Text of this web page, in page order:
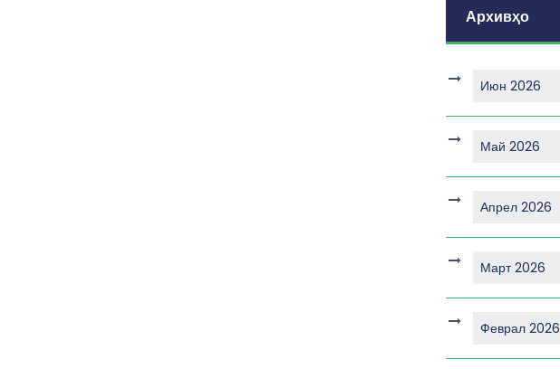
Архивҳо
Июн 2026
Май 2026
Апрел 2026
Март 2026
Феврал 2026